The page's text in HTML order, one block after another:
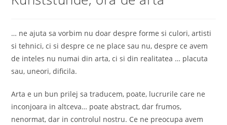
… ne ajuta sa vorbim nu doar despre forme si culori, artisti
si tehnici, ci si despre ce ne place sau nu, despre ce avem
de inteles nu numai din arta, ci si din realitatea … placuta
sau, uneori, dificila.
Arta e un bun prilej sa traducem, poate, lucrurile care ne
inconjoara in altceva… poate abstract, dar frumos,
nenormat, dar in controlul nostru. Ce ne preocupa avem